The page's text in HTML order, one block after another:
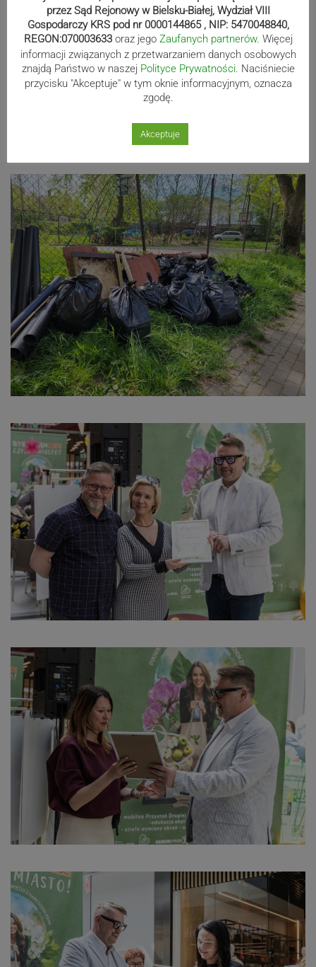
przez Sąd Rejonowy w Bielsku-Białej, Wydział VIII
Gospodarczy KRS pod nr 0000144865 , NIP: 5470048840,
REGON:070003633 oraz jego Zaufanych partnerów. Więcej
informacji związanych z przetwarzaniem danych osobowych
znajdą Państwo w naszej Polityce Prywatności. Naciśniecie
przycisku "Akceptuje" w tym oknie informacyjnym, oznacza
zgodę.
Akceptuje